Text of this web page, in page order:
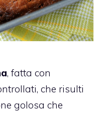
, fatta con
che risulti
golosa che